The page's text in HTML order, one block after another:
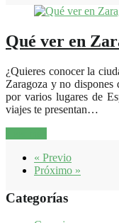
Qué ver en
¿Quieres conocer la
Zaragoza y no dispones
por varios lugares de
viajes te presentan…
« Previo
Próximo »
Categorías